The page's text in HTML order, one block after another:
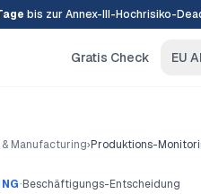
bis zur Annex-III-Hochrisiko-
Gratis Check EU
Manufacturing›Produktions-
·Beschäftigungs-Entscheidung